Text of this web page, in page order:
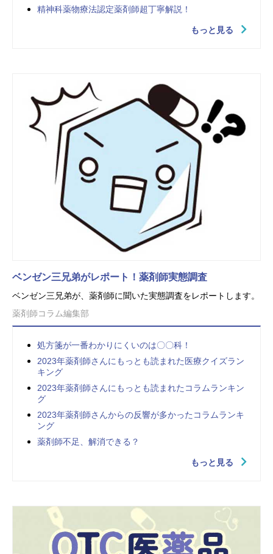
精神科薬物療法認定薬剤師超丁寧解説！
もっと見る
ベンゼン三兄弟がレポート！薬剤師実態調査
ベンゼン三兄弟が、薬剤師に聞いた実態調査をレポートします。
薬剤師コラム編集部
処方箋が一番わかりにくいのは〇〇科！
2023年薬剤師さんにもっとも読まれた医療クイズラン
キング
2023年薬剤師さんにもっとも読まれたコラムランキン
グ
2023年薬剤師さんからの反響が多かったコラムランキ
ング
薬剤師不足、解消できる？
もっと見る